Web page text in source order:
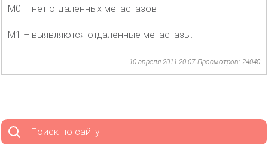
M0 – нет отдаленных метастазов
M1 – выявляются отдаленные метастазы.
10 апреля 2011 20:07 Просмотров: 24040
Поиск по сайту